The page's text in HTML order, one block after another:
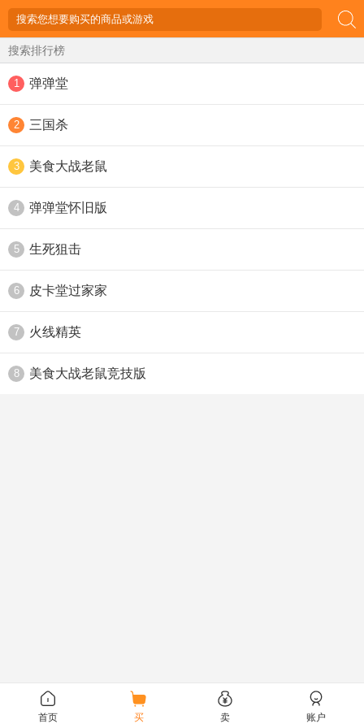
搜索排行榜
1 弹弹堂
2 三国杀
3 美食大战老鼠
4 弹弹堂怀旧版
5 生死狙击
6 皮卡堂过家家
7 火线精英
8 美食大战老鼠竞技版
首页 买 卖 账户